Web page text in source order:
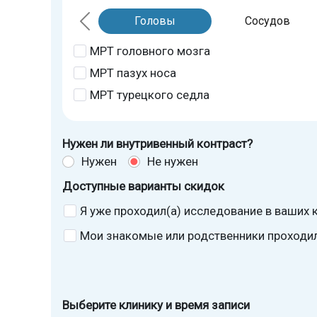
Головы Сосудов
МРТ головного мозга
МРТ пазух носа
МРТ турецкого седла
Нужен ли внутривенный контраст?
Нужен
Не нужен
Доступные варианты скидок
Я уже проходил(а) исследование в ваших
Мои знакомые или родственники
Выберите клинику и время записи